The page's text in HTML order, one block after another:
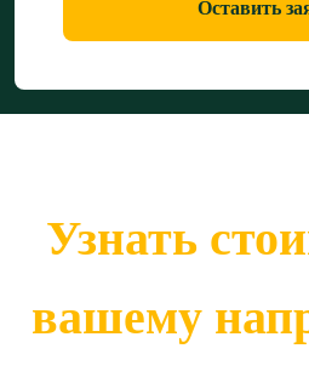
Оставить
Узнать
вашему